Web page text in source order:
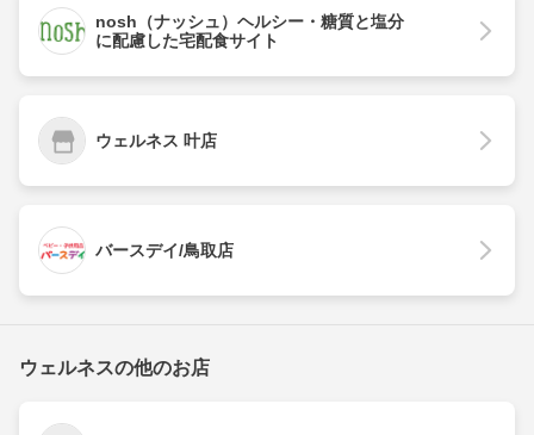
nosh（ナッシュ）ヘルシー・糖質と塩分
に配慮した宅配食サイト
ウェルネス 叶店
バースデイ/鳥取店
ウェルネスの他のお店